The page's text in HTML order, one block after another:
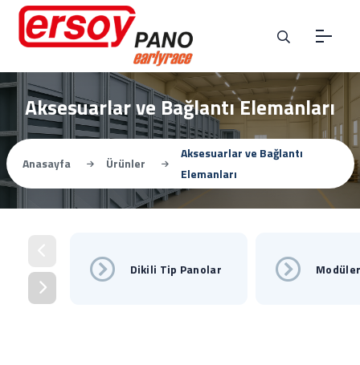
Aksesuarlar ve Bağlantı Elemanları
Anasayfa Ürünler
Aksesuarlar ve Bağlantı
Elemanları
Dikili Tip Panolar